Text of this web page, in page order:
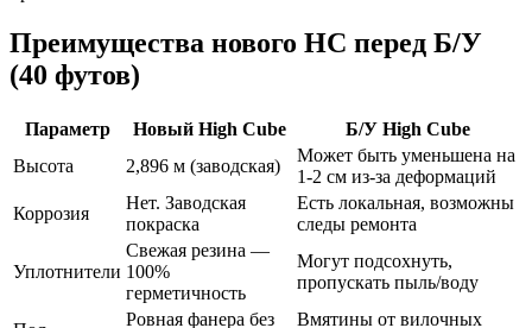
Преимущества нового HC перед Б/У
(40 футов)
Параметр Новый High Cube
Б/У High Cube
Высота
2,896 м (заводская)
Может быть уменьшена на
1-2 см из-за деформаций
Коррозия
Нет. Заводская
покраска
Есть локальная, возможны
следы ремонта
Уплотнители
Свежая резина —
100%
герметичность
Могут подсохнуть,
пропускать пыль/воду
Ровная фанера без
Вмятины от вилочных